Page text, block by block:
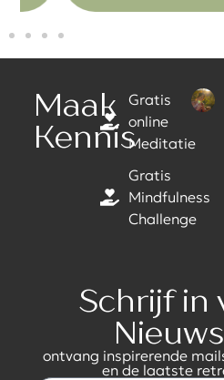
Schrijf in
ontvang inspirerende
en de laatste
Maak
Kennis
Gratis
online
Meditatie
Gratis
Mindfulness
Challenge